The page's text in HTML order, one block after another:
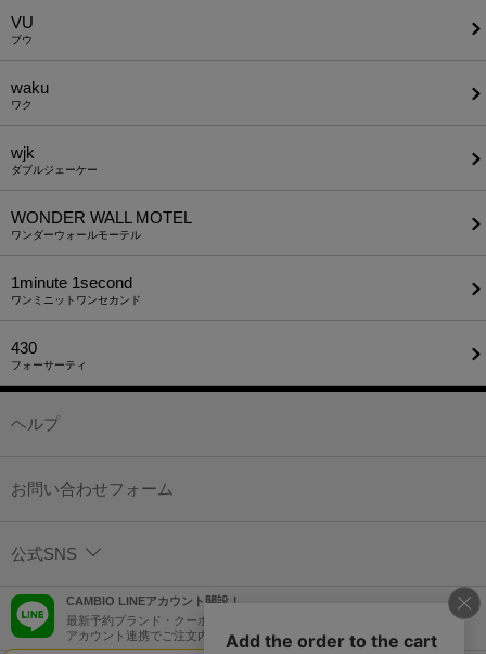
VU
ブウ
waku
ワク
wjk
ダブルジェーケー
WONDER WALL MOTEL
ワンダーウォールモーテル
1minute​ 1second
ワンミニットワンセカンド
430
フォーサーティ
ヘルプ
お問い合わせフォーム
公式SNS
CAMBIO LINEアカウント開設！
最新予約ブランド・クーポン情報などを配信！
アカウント連携でご注文内容をLINEでも確認可能！